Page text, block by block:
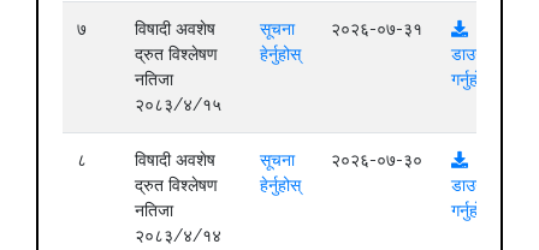
७
विषादी अवशेष
द्रुत विश्लेषण
नतिजा
२०८३/४/१५
सूचना
हेर्नुहोस्
२०२६-०७-३१
डाउनलोड
गर्नुहोस्
८
विषादी अवशेष
द्रुत विश्लेषण
नतिजा
२०८३/४/१४
सूचना
हेर्नुहोस्
२०२६-०७-३०
डाउनलोड
गर्नुहोस्